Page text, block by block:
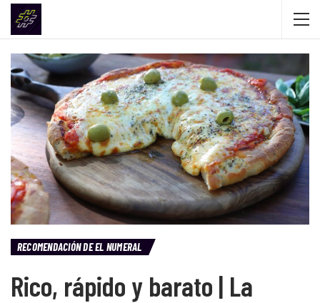
RECOMENDACIÓN DE EL NUMERAL
Rico, rápido y barato | La